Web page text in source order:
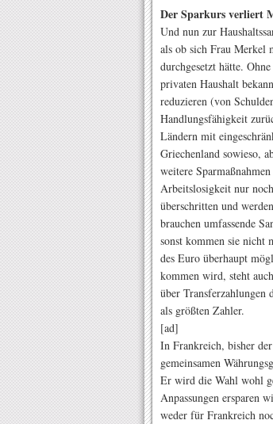
Der Sparkurs verliert
Und nun zur
als ob sich Frau Merkel
durchgesetzt hätte.
privaten Haushalt
reduzieren (von
Handlungsfähigkeit
Ländern mit
Griechenland sowieso,
weitere
Arbeitslosigkeit nur
überschritten und
brauchen umfassende
sonst kommen sie nicht
des Euro überhaupt
kommen wird, steht
über Transferzahlungen
als größten Zahler.
[ad]
In Frankreich, bisher
gemeinsamen
Er wird die Wahl wohl
Anpassungen ersparen
weder für Frankreich